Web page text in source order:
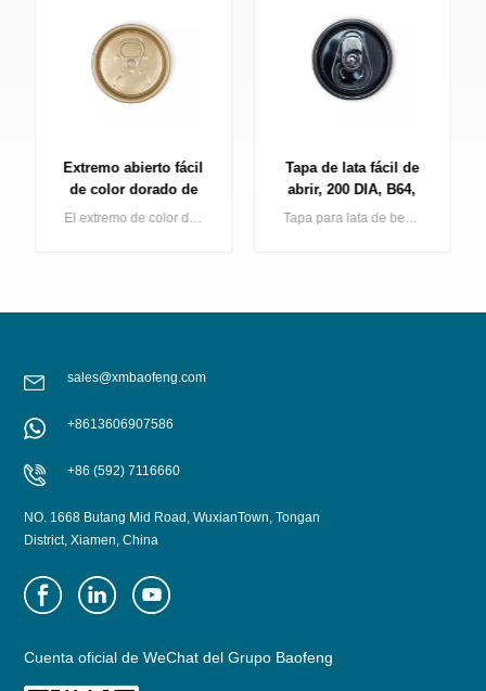
Extremo abierto fácil
de color dorado de
alta calidad paraEl extremo de color dorado hace que su lata de bebidas brille en el estante, Baofeng ofrece una serie completa de extremos de latas doradas que incluyen dorado claro, dorado oscuro.
Tapa de lata fácil de
abrir, 200 DIA, B64,
extremo para lata deTapa para lata de bebidas de aluminio de 200 mm de diámetro, con revestimiento negro y fácil apertura, precio de fábrica.
sales@xmbaofeng.com
+8613606907586
+86 (592) 7116660
NO. 1668 Butang Mid Road, WuxianTown, Tongan
District, Xiamen, China
Cuenta oficial de WeChat del Grupo Baofeng